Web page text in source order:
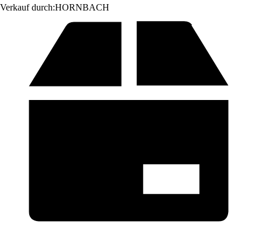
Verkauf durch:HORNBACH